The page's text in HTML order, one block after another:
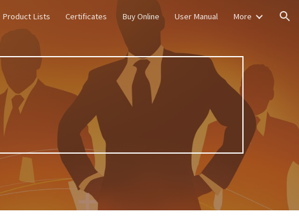
navigation
Product Lists Certificates Buy Online User Manual More